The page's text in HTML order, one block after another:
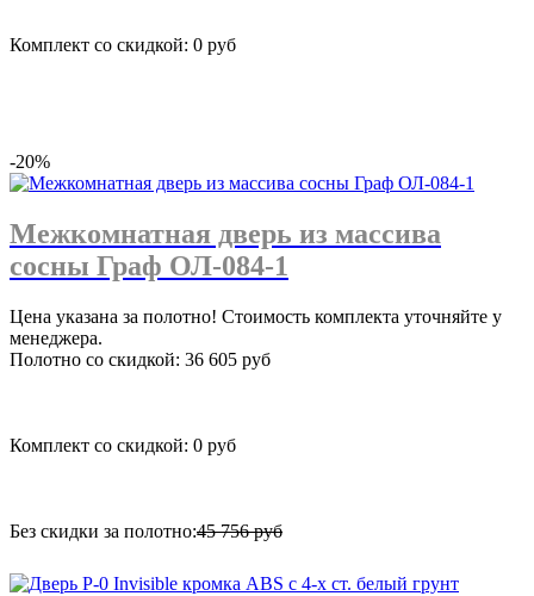
Комплект со скидкой: 0 руб
-20%
Межкомнатная дверь из массива
сосны Граф ОЛ-084-1
Цена указана за полотно! Стоимость комплекта уточняйте у
менеджера.
Полотно со скидкой: 36 605 руб
Комплект со скидкой: 0 руб
Без скидки за полотно:45 756 руб